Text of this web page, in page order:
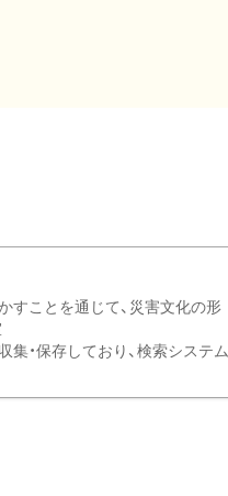
すことを通じて、災害文化の形
・保存しており、検索システム